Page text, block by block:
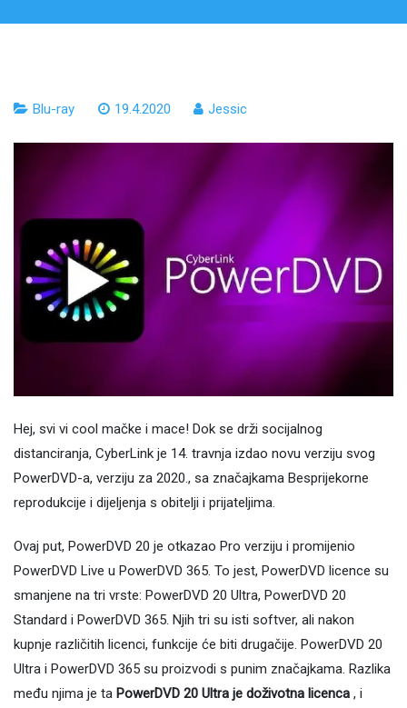
Blu-ray 19.4.2020 Jessic
Hej, svi vi cool mačke i mace! Dok se drži socijalnog
distanciranja, CyberLink je 14. travnja izdao novu verziju svog
PowerDVD-a, verziju za 2020., sa značajkama Besprijekorne
reprodukcije i dijeljenja s obitelji i prijateljima.
Ovaj put, PowerDVD 20 je otkazao Pro verziju i promijenio
PowerDVD Live u PowerDVD 365. To jest, PowerDVD licence su
smanjene na tri vrste: PowerDVD 20 Ultra, PowerDVD 20
Standard i PowerDVD 365. Njih tri su isti softver, ali nakon
kupnje različitih licenci, funkcije će biti drugačije. PowerDVD 20
Ultra i PowerDVD 365 su proizvodi s punim značajkama. Razlika
među njima je ta PowerDVD 20 Ultra je doživotna licenca , i